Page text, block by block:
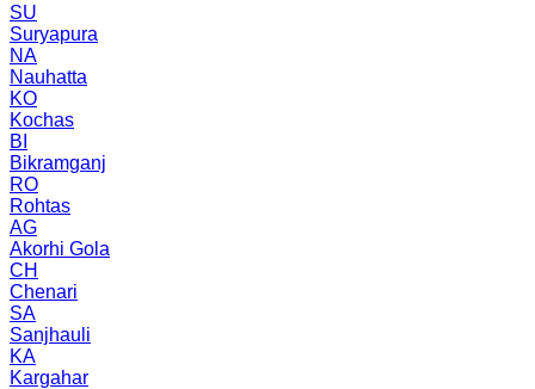
SU
Suryapura
NA
Nauhatta
KO
Kochas
BI
Bikramganj
RO
Rohtas
AG
Akorhi Gola
CH
Chenari
SA
Sanjhauli
KA
Kargahar